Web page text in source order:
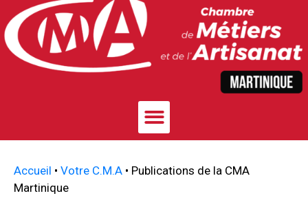
Accueil • Votre C.M.A • Publications de la CMA
Martinique